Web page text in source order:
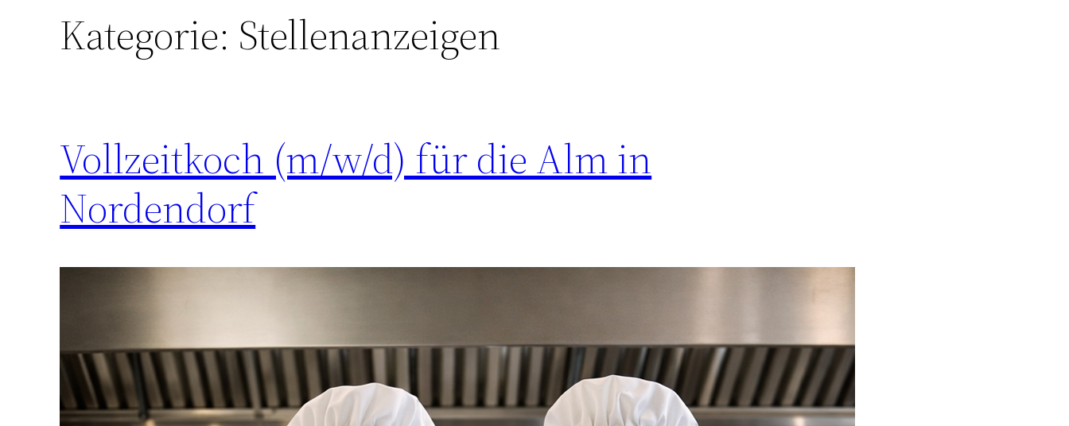
Kategorie: Stellenanzeigen
Vollzeitkoch (m/w/d) für die Alm in
Nordendorf